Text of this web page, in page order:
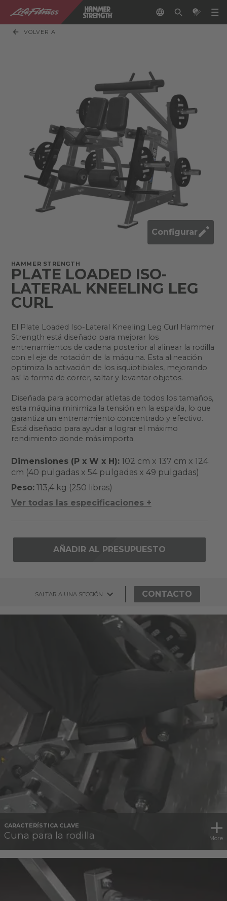
VOLVER A
Configurar
HAMMER STRENGTH
PLATE LOADED ISO-
LATERAL KNEELING LEG
CURL
El Plate Loaded Iso-Lateral Kneeling Leg Curl Hammer
Strength está diseñado para mejorar los
entrenamientos de cadena posterior al alinear la rodilla
con el eje de rotación de la máquina. Esta alineación
optimiza la activación de los isquiotibiales, mejorando
así la forma de correr, saltar y levantar objetos.
Diseñada para acomodar atletas de todos los tamaños,
esta máquina minimiza la tensión en la espalda, lo que
garantiza un entrenamiento concentrado y efectivo.
Está diseñado para ayudar a lograr el máximo
rendimiento donde más importa.
Dimensiones (P x W x H):102 cm x 137 cm x 124
cm (40 pulgadas x 54 pulgadas x 49 pulgadas)
Peso:113,4 kg (250 libras)
Ver todas las especificaciones +
AÑADIR AL PRESUPUESTO
SALTAR A UNA SECCIÓN CONTACTO
CARACTERÍSTICA CLAVE
Cuna para la rodilla More